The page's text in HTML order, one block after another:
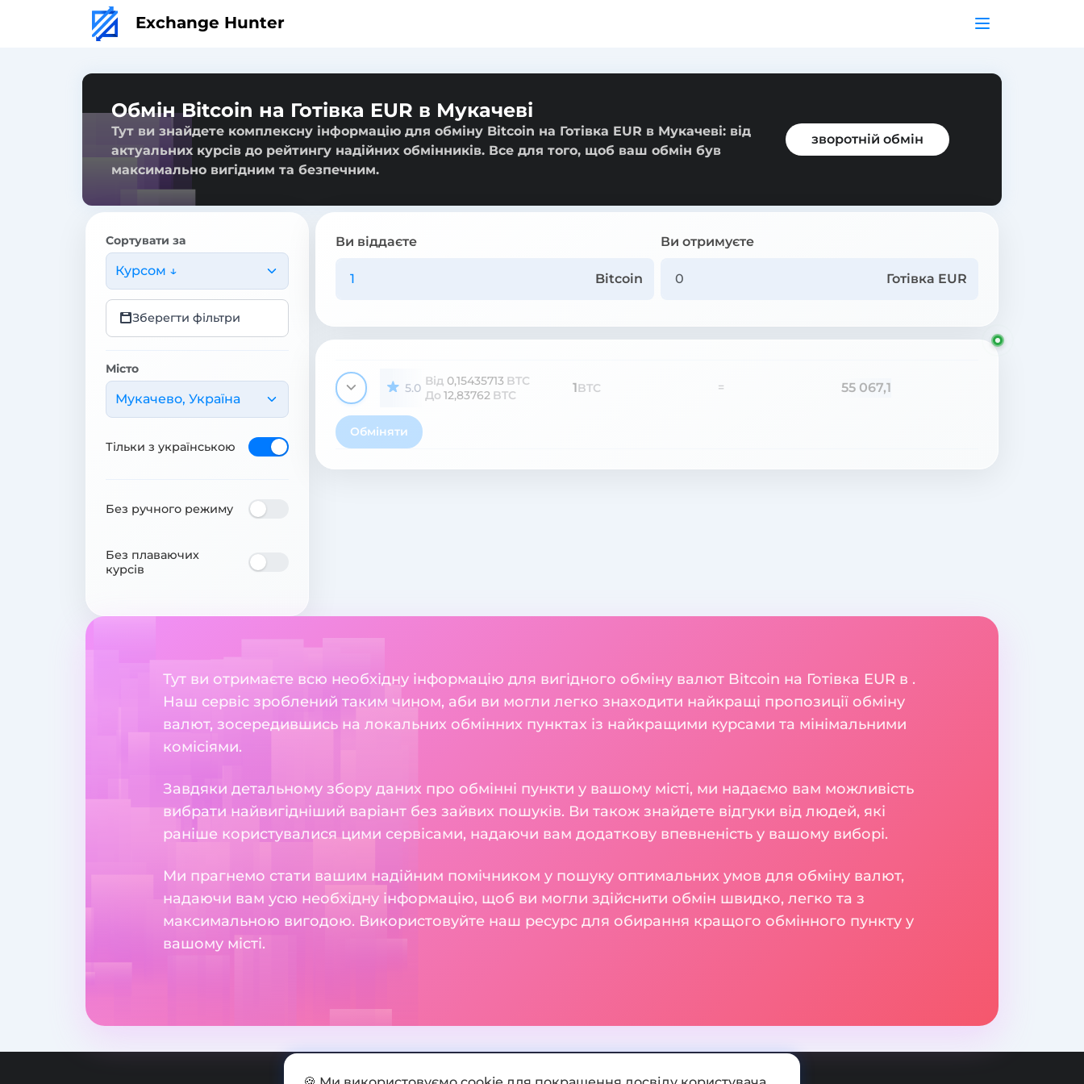
Exchange Hunter
Обмін Bitcoin на Готівка EUR в Мукачеві
Тут ви знайдете комплексну інформацію для обміну Bitcoin на Готівка EUR в Мукачеві: від
актуальних курсів до рейтингу надійних обмінників. Все для того, щоб ваш обмін був
максимально вигідним та безпечним.
зворотній обмін
Сортувати за
Курсом ↓
Зберегти фільтри
Місто
Мукачево, Україна
Тільки з українською
Без ручного режиму
Без плаваючих
курсів
Ви віддаєте
Bitcoin
Ви отримуєте
Готівка EUR
5.0 Від 0,15435713 BTC
До 12,83762 BTC 1BTC = 55 067,1
Обміняти
Тут ви отримаєте всю необхідну інформацію для вигідного обміну валют Bitcoin на Готівка EUR в .
Наш сервіс зроблений таким чином, аби ви могли легко знаходити найкращі пропозиції обміну
валют, зосередившись на локальних обмінних пунктах із найкращими курсами та мінімальними
комісіями.
Завдяки детальному збору даних про обмінні пункти у вашому місті, ми надаємо вам можливість
вибрати найвигідніший варіант без зайвих пошуків. Ви також знайдете відгуки від людей, які
раніше користувалися цими сервісами, надаючи вам додаткову впевненість у вашому виборі.
Ми прагнемо стати вашим надійним помічником у пошуку оптимальних умов для обміну валют,
надаючи вам усю необхідну інформацію, щоб ви могли здійснити обмін швидко, легко та з
максимальною вигодою. Використовуйте наш ресурс для обирання кращого обмінного пункту у
вашому місті.